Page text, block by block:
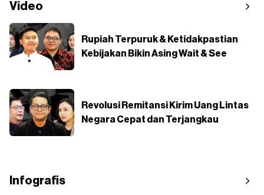
Video
Rupiah Terpuruk & Ketidakpastian
Kebijakan Bikin Asing Wait & See
Revolusi Remitansi Kirim Uang Lintas
Negara Cepat dan Terjangkau
Infografis